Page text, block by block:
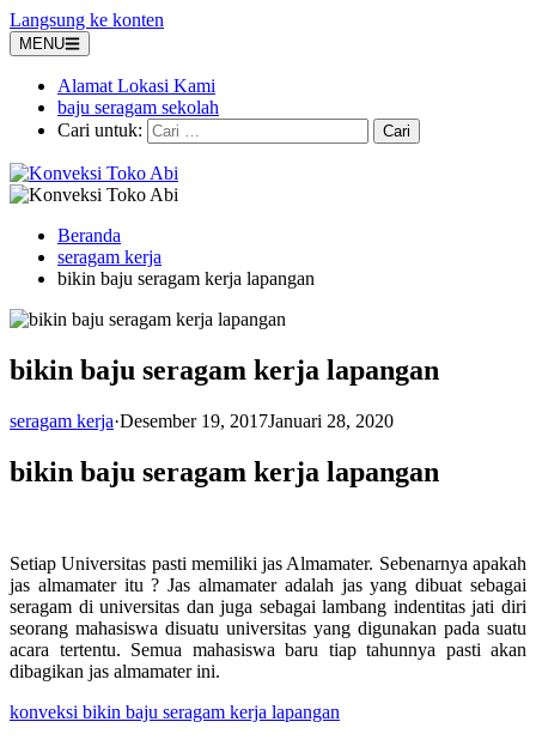
Langsung ke konten
MENU
Alamat Lokasi Kami
baju seragam sekolah
Cari untuk:
Beranda
seragam kerja
bikin baju seragam kerja lapangan
bikin baju seragam kerja lapangan
seragam kerja·Desember 19, 2017Januari 28, 2020
bikin baju seragam kerja lapangan
Setiap Universitas pasti memiliki jas Almamater. Sebenarnya apakah
jas almamater itu ? Jas almamater adalah jas yang dibuat sebagai
seragam di universitas dan juga sebagai lambang indentitas jati diri
seorang mahasiswa disuatu universitas yang digunakan pada suatu
acara tertentu. Semua mahasiswa baru tiap tahunnya pasti akan
dibagikan jas almamater ini.
konveksi bikin baju seragam kerja lapangan